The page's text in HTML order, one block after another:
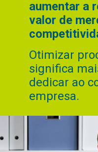
aumentar a
valor de
Otimizar
significa
dedicar ao
empresa.